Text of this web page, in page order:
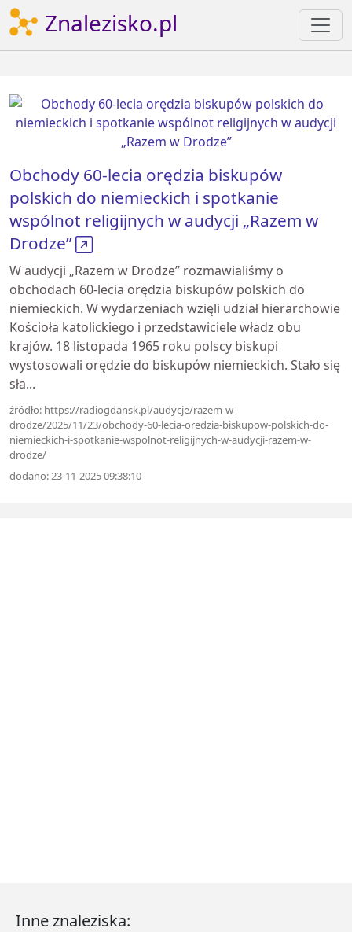
Znalezisko.pl
Obchody 60-lecia orędzia biskupów
polskich do niemieckich i spotkanie
wspólnot religijnych w audycji „Razem w
Drodze”
W audycji „Razem w Drodze” rozmawialiśmy o
obchodach 60-lecia orędzia biskupów polskich do
niemieckich. W wydarzeniach wzięli udział hierarchowie
Kościoła katolickiego i przedstawiciele władz obu
krajów. 18 listopada 1965 roku polscy biskupi
wystosowali orędzie do biskupów niemieckich. Stało się
sła...
źródło: https://radiogdansk.pl/audycje/razem-w-
drodze/2025/11/23/obchody-60-lecia-oredzia-biskupow-polskich-do-
niemieckich-i-spotkanie-wspolnot-religijnych-w-audycji-razem-w-
drodze/
dodano: 23-11-2025 09:38:10
Inne znaleziska: